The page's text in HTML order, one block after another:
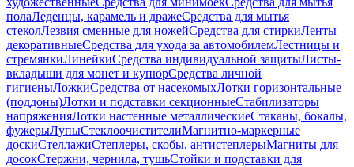
полаЛеденцы, карамель и дражеСредства для мытья
стеколЛезвия сменные для ножейСредства для стиркиЛенты
декоративныеСредства для ухода за автомобилемЛестницы и
стремянкиЛинейкиСредства индивидуальной защитыЛисты-
вкладыши для монет и купюрСредства личной
гигиеныЛожкиСредства от насекомыхЛотки горизонтальные
(поддоны)Лотки и подставки секционныеСтабилизаторы
напряженияЛотки настенные металлическиеСтаканы, бокалы,
фужерыЛупыСтеклоочистителиМагнитно-маркерные
доскиСтеллажиСтеплеры, скобы, антистеплерыМагниты для
досокСтержни, чернила, тушьСтойки и подставки для